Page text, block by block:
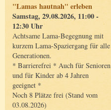
"Lamas hautnah" erleben
Samstag, 29.08.2026, 11:00 -
12:30 Uhr
Achtsame Lama-Begegnung mit
kurzem Lama-Spaziergang für alle
Generationen.
* Barrierefrei * Auch für Senioren
und für Kinder ab 4 Jahren
geeignet *
Noch 8 Plätze frei (Stand vom
03.08.2026)